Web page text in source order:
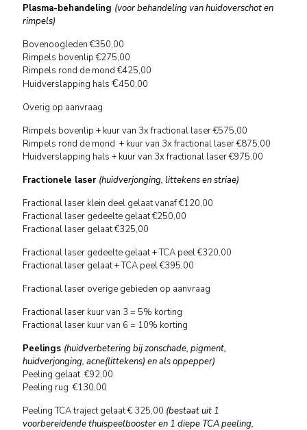
Plasma-behandeling (voor behandeling van huidoverschot en
rimpels)
Bovenoogleden €350,00
Rimpels bovenlip €275,00
Rimpels rond de mond €425,00
Huidverslapping hals €450,00
Overig op aanvraag
Rimpels bovenlip + kuur van 3x fractional laser €575,00
Rimpels rond de mond + kuur van 3x fractional laser €875,00
Huidverslapping hals + kuur van 3x fractional laser €975,00
Fractionele laser (huidverjonging, littekens en striae)
Fractional laser klein deel gelaat vanaf €120,00
Fractional laser gedeelte gelaat €250,00
Fractional laser gelaat €325,00
Fractional laser gedeelte gelaat + TCA peel €320,00
Fractional laser gelaat + TCA peel €395,00
Fractional laser overige gebieden op aanvraag
Fractional laser kuur van 3 = 5% korting
Fractional laser kuur van 6 = 10% korting
Peelings (huidverbetering bij zonschade, pigment,
huidverjonging, acne(littekens) en als oppepper)
Peeling gelaat €92,00
Peeling rug €130,00
Peeling TCA traject gelaat € 325,00 (bestaat uit 1
voorbereidende thuispeelbooster en 1 diepe TCA peeling,